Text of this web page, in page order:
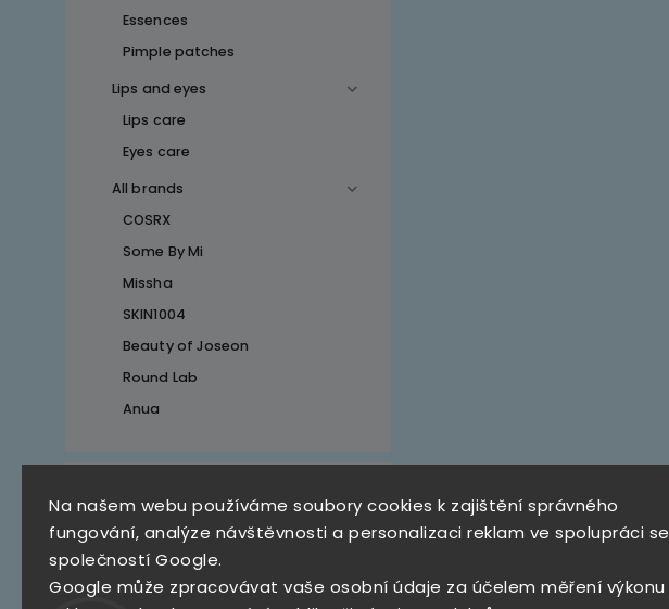
Na našem webu používáme soubory cookies k zajištění správného
fungování, analýze návštěvnosti a personalizaci reklam ve spolupráci se
společností Google.
Google může zpracovávat vaše osobní údaje za účelem měření výkonu
Essences
Pimple patches
Lips and eyes
Lips care
Eyes care
All brands
COSRX
Some By Mi
Missha
SKIN1004
Beauty of Joseon
Round Lab
Anua
Top 10 produktů
SKZ Mystery Box
790 Kč